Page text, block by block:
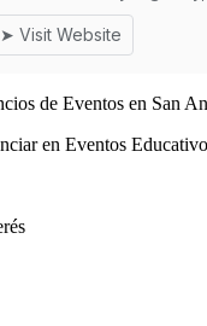
de Eventos en San
en Eventos